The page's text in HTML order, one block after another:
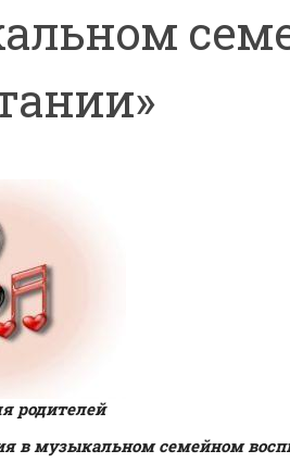
родителей
в музыкальном семейном